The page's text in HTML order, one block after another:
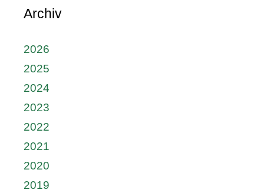
Archiv
2026
2025
2024
2023
2022
2021
2020
2019